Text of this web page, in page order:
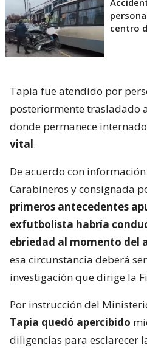
centro
Tapia fue atendido por
posteriormente trasladado
donde permanece
vital.
De acuerdo con
Carabineros y consignada
primeros antecedentes
exfutbolista habría
ebriedad al momento del
esa circunstancia deberá
investigación que dirige la
Por instrucción del
Tapia quedó apercibido
diligencias para esclarecer